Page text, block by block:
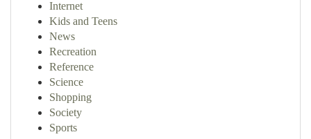
Internet
Kids and Teens
News
Recreation
Reference
Science
Shopping
Society
Sports